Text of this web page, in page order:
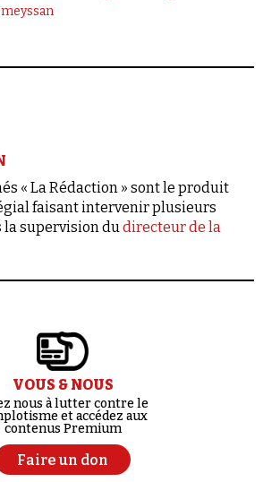
« La Rédaction » sont le produit
faisant intervenir plusieurs
la supervision dudirecteur de la
VOUS & NOUS
nous à lutter contre le
et accédez aux
contenus Premium
Faire un don